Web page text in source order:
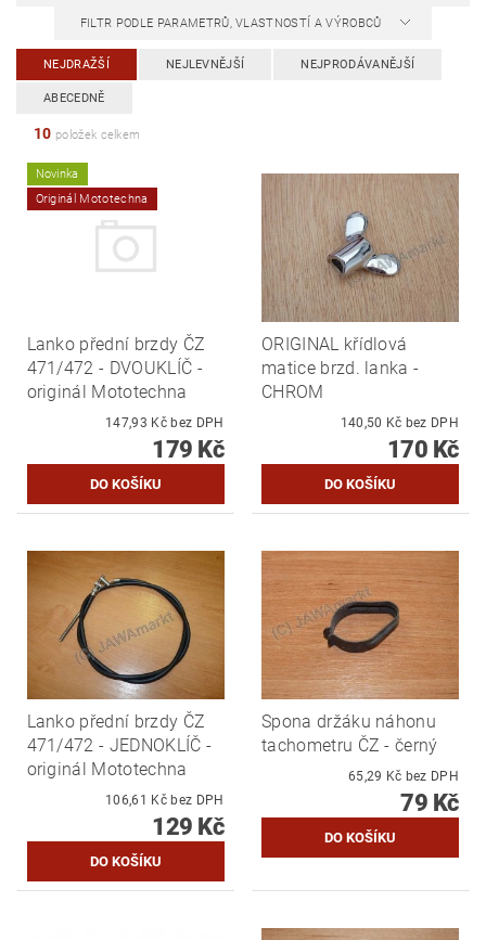
FILTR PODLE PARAMETRŮ, VLASTNOSTÍ A VÝROBCŮ
NEJDRAŽŠÍ NEJLEVNĚJŠÍ NEJPRODÁVANĚJŠÍ
ABECEDNĚ
10 položek celkem
Novinka
Originál Mototechna
Lanko přední brzdy ČZ
471/472 - DVOUKLÍČ -
originál Mototechna
147,93 Kč bez DPH
179 Kč
ORIGINAL křídlová
matice brzd. lanka -
CHROM
140,50 Kč bez DPH
170 Kč
Lanko přední brzdy ČZ
471/472 - JEDNOKLÍČ -
originál Mototechna
106,61 Kč bez DPH
129 Kč
Spona držáku náhonu
tachometru ČZ - černý
65,29 Kč bez DPH
79 Kč